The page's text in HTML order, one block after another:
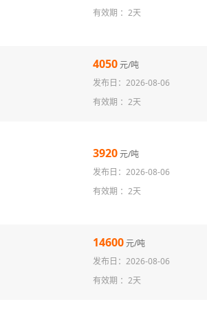
有效期 ： 2天
4050元/吨
发布日：2026-08-06
有效期 ： 2天
3920元/吨
发布日：2026-08-06
有效期 ： 2天
14600元/吨
发布日：2026-08-06
有效期 ： 2天